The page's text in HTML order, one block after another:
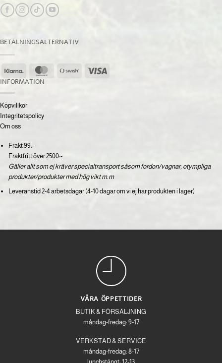
BETALNINGSALTERNATIV
Klarna MasterCardSwish
INFORMATION
Köpvillkor
Integritetspolicy
Om oss
Frakt 99:-
Fraktfritt över 2500:-
Gäller allt som ej kräver specialtransport såsom fordon/vagnar, otympliga
produkter/produkter med hög vikt m.m
Leveranstid 2-4 arbetsdagar (4-10 dagar om vi ej har produkten i lager)
VÅRA ÖPPETTIDER
BUTIK & FÖRSÄLJNING
måndag-fredag: 9-17
VERKSTAD & SERVICE
måndag-fredag: 8-17